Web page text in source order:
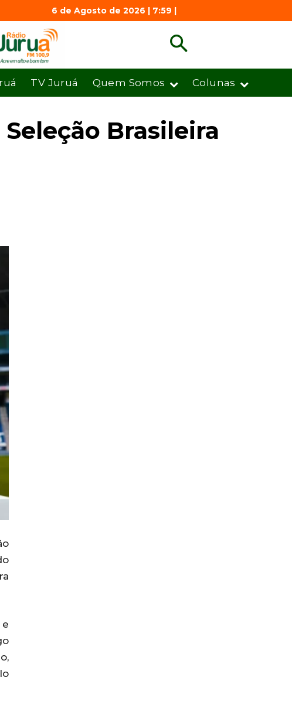
6 de Agosto de 2026 | 7:59 |
TV Juruá Quem Somos Colunas
Brasileira